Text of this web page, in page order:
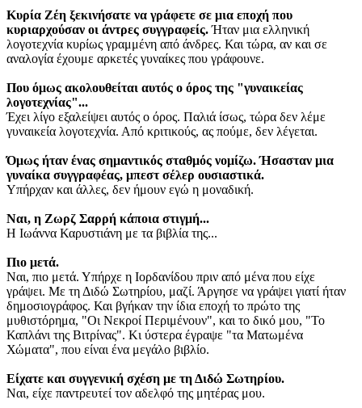
Κυρία Ζέη ξεκινήσατε να γράφετε σε μια εποχή που
κυριαρχούσαν οι άντρες συγγραφείς.Ήταν μια ελληνική
λογοτεχνία κυρίως γραμμένη από άνδρες. Και τώρα, αν και σε
αναλογία έχουμε αρκετές γυναίκες που γράφουνε.
Που όμως ακολουθείται αυτός ο όρος της "γυναικείας
λογοτεχνίας"...
Έχει λίγο εξαλείψει αυτός ο όρος. Παλιά ίσως, τώρα δεν λέμε
γυναικεία λογοτεχνία. Από κριτικούς, ας πούμε, δεν λέγεται.
Όμως ήταν ένας σημαντικός σταθμός νομίζω. Ήσασταν μια
γυναίκα συγγραφέας, μπεστ σέλερ ουσιαστικά.
Υπήρχαν και άλλες, δεν ήμουν εγώ η μοναδική.
Ναι, η Ζωρζ Σαρρή κάποια στιγμή...
Η Ιωάννα Καρυστιάνη με τα βιβλία της...
Πιο μετά.
Ναι, πιο μετά. Υπήρχε η Ιορδανίδου πριν από μένα που είχε
γράψει. Με τη Διδώ Σωτηρίου, μαζί. Άργησε να γράψει γιατί ήταν
δημοσιογράφος. Και βγήκαν την ίδια εποχή το πρώτο της
μυθιστόρημα, "Οι Νεκροί Περιμένουν", και το δικό μου, "Το
Καπλάνι της Βιτρίνας". Κι ύστερα έγραψε "τα Ματωμένα
Χώματα", που είναι ένα μεγάλο βιβλίο.
Είχατε και συγγενική σχέση με τη Διδώ Σωτηρίου.
Ναι, είχε παντρευτεί τον αδελφό της μητέρας μου.